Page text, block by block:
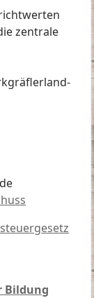
zentrale
Bildung